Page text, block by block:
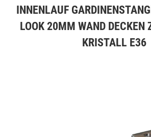
INNENLAUF
LOOK 20MM WAND DECKEN
KRISTALL E36